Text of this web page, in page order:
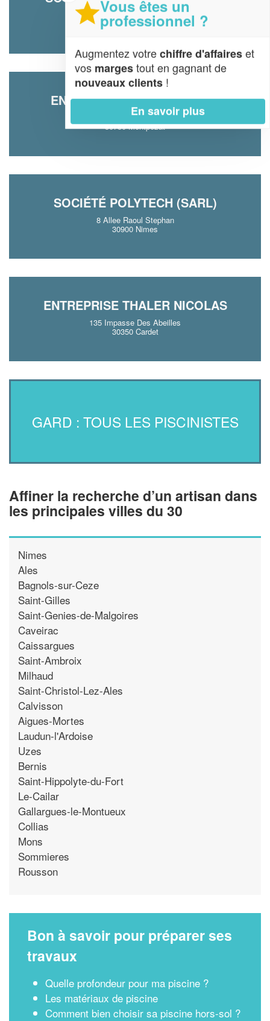
2238 Route De Bagnols
30330 Tresques
ENTREPRISE JAMMES DAVID
219 Chemin De Parignargues
30730 Montpezat
SOCIÉTÉ POLYTECH (SARL)
8 Allee Raoul Stephan
30900 Nimes
ENTREPRISE THALER NICOLAS
135 Impasse Des Abeilles
30350 Cardet
GARD : TOUS LES PISCINISTES
Affiner la recherche d’un artisan dans
les principales villes du 30
Nimes
Ales
Bagnols-sur-Ceze
Saint-Gilles
Saint-Genies-de-Malgoires
Caveirac
Caissargues
Saint-Ambroix
Milhaud
Saint-Christol-Lez-Ales
Calvisson
Aigues-Mortes
Laudun-l'Ardoise
Uzes
Bernis
Saint-Hippolyte-du-Fort
Le-Cailar
Gallargues-le-Montueux
Collias
Mons
Sommieres
Rousson
Bon à savoir pour préparer ses
travaux
Quelle profondeur pour ma piscine ?
Les matériaux de piscine
Comment bien choisir sa piscine hors-sol ?
Vous êtes un
professionnel ?
Augmentez votrechiffre d'affaireset
vos margestout en gagnant de
nouveaux clients !
En savoir plus